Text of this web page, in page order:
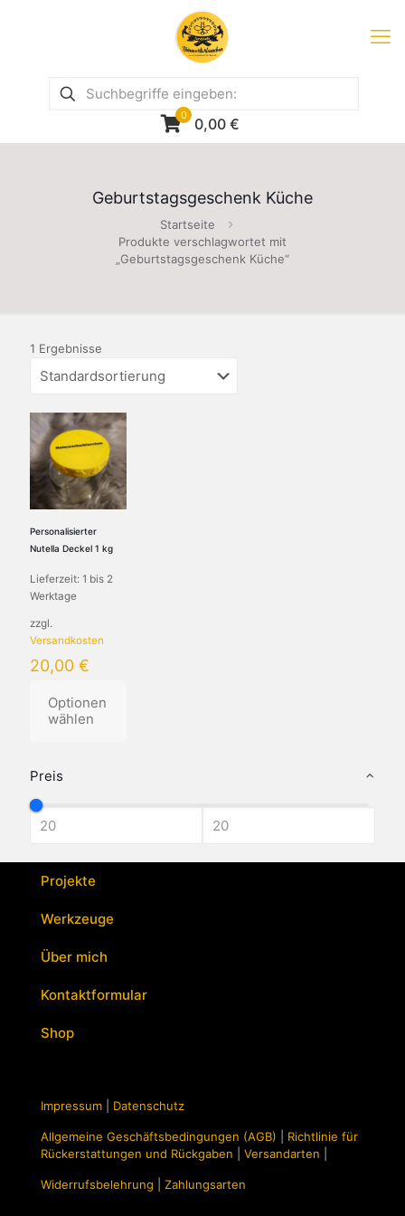
0 0,00 €
Geburtstagsgeschenk Küche
Startseite
Produkte verschlagwortet mit
„Geburtstagsgeschenk Küche“
Preis
1 Ergebnisse
Personalisierter
Nutella Deckel 1 kg
Lieferzeit: 1 bis 2
Werktage
zzgl.
Versandkosten
20,00 €
Optionen
wählen
Produkt
mehrere
Varianten
Optionen
können
der
gewählt
Projekte
Werkzeuge
Über mich
Kontaktformular
Shop
Impressum Datenschutz
Allgemeine Geschäftsbedingungen (AGB)
Richtlinie für
Rückerstattungen und Rückgaben
Versandarten
Widerrufsbelehrung Zahlungsarten